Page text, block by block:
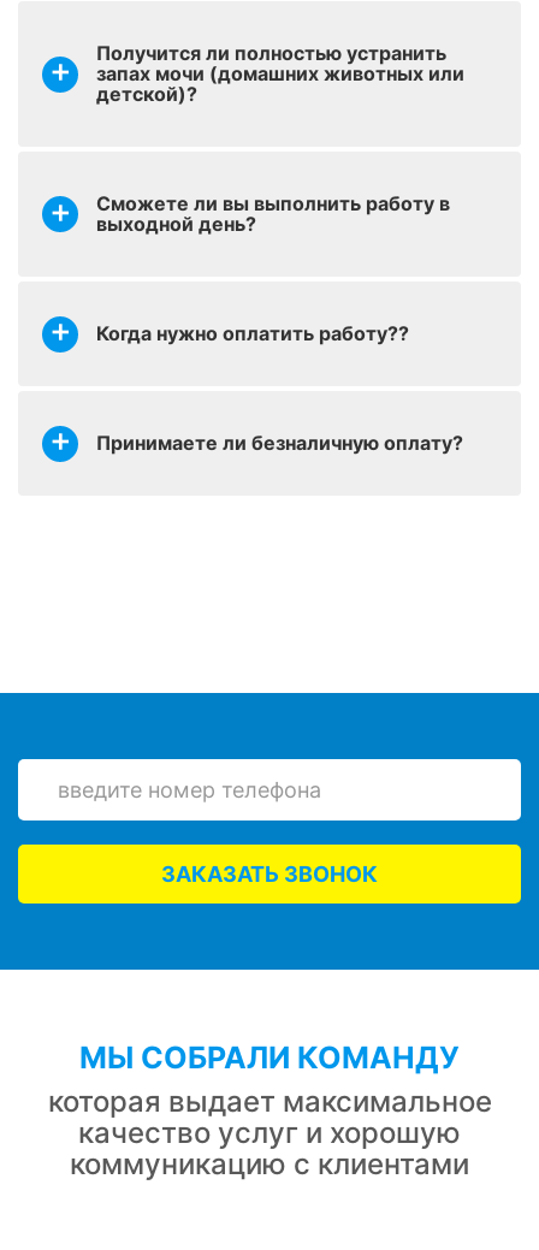
Двуспальный матрас (с
двух сторон)
от 2800 р. оставить заявку
Озонация (устранение
Получится ли полностью устранить
запах мочи (домашних животных или
детской)?
Сможете ли вы выполнить работу в
выходной день?
Когда нужно оплатить работу??
Принимаете ли безналичную оплату?
ЗАКАЗАТЬ ЗВОНОК
МЫ СОБРАЛИ КОМАНДУ
которая выдает максимальное
качество услуг и хорошую
коммуникацию с клиентами